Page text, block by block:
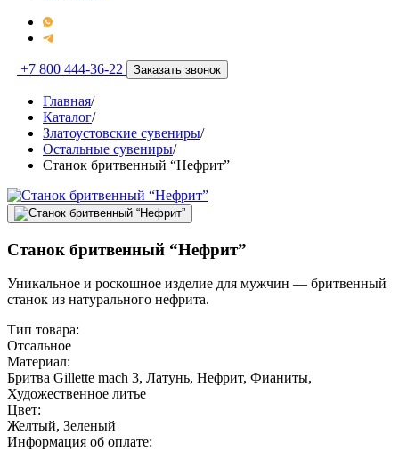
+7 800 444-36-22 Заказать звонок
Главная/
Каталог/
Златоустовские сувениры/
Остальные сувениры/
Станок бритвенный “Нефрит”
Станок бритвенный “Нефрит”
Уникальное и роскошное изделие для мужчин — бритвенный
станок из натурального нефрита.
Тип товара:
Отсальное
Материал:
Бритва Gillette mach 3, Латунь, Нефрит, Фианиты,
Художественное литье
Цвет:
Желтый, Зеленый
Информация об оплате: